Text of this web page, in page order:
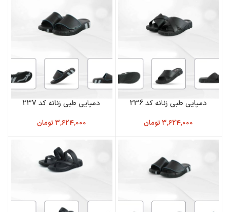
دمپایی طبی زنانه کد 236
3,624,000 تومان
دمپایی طبی زنانه کد 237
3,624,000 تومان